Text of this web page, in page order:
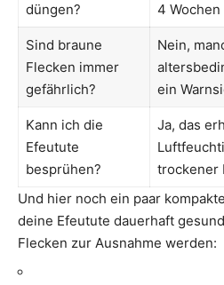
düngen?
4
Sind braune
Flecken immer
gefährlich?
Nein,
ein
Kann ich die
Efeutute
besprühen?
Ja, das
trockener
Und hier noch ein paar
deine Efeutute dauerhaft
Flecken zur Ausnahme werden: